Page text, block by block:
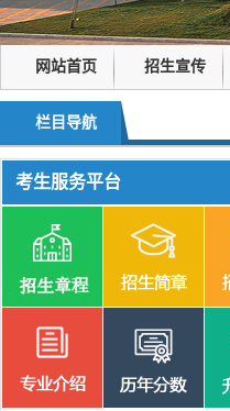
网站首页 招生宣传
升学频道
栏目导航
考生服务平台